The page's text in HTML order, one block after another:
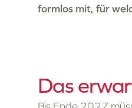
formlos mit, für
Das